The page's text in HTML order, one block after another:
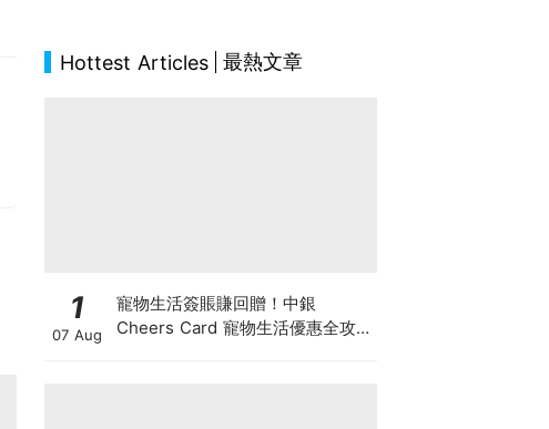
Hottest Articles 最熱文章
1
07 Aug
寵物生活簽賬賺回贈！中銀
Cheers Card 寵物生活優惠全攻